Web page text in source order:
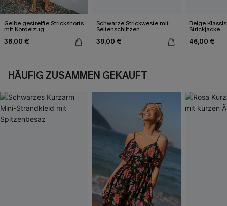
Gelbe gestreifte Strickshorts
mit Kordelzug
36,00 €
Schwarze Strickweste mit
Seitenschlitzen
39,00 €
Beige
Strickjacke
46,00 €
HÄUFIG ZUSAMMEN GEKAUFT